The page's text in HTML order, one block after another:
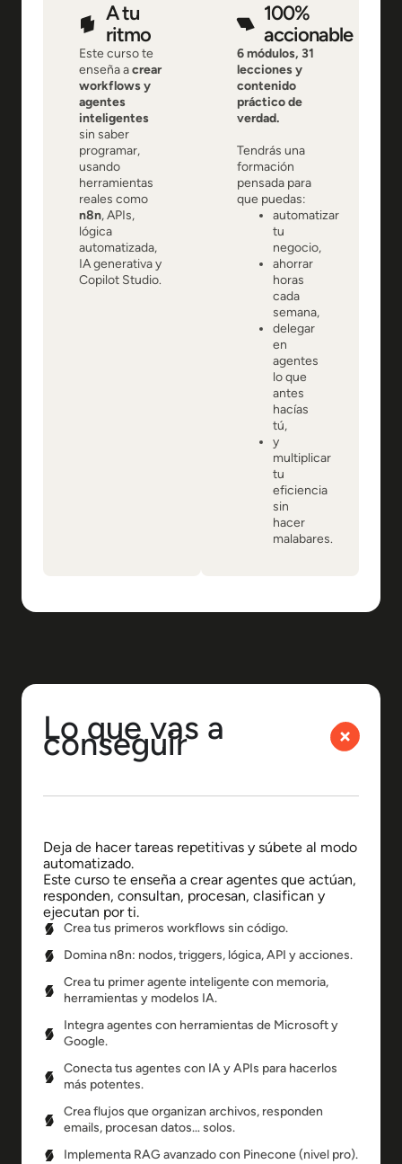
A tu
ritmo
Este curso te
enseña acrear
workflows y
agentes
inteligentes
sin saber
programar,
usando
herramientas
reales como
n8n, APIs,
lógica
automatizada,
IA generativa y
Copilot Studio.
100%
accionable
6 módulos, 31
lecciones y
contenido
práctico de
verdad.
Tendrás una
formación
pensada para
que puedas:
automatizar
tu
negocio,
ahorrar
horas
cada
semana,
delegar
en
agentes
lo que
antes
hacías
tú,
y
multiplicar
tu
eficiencia
sin
hacer
malabares.
Lo que vas a
conseguir
Deja de hacer tareas repetitivas y súbete al modo
automatizado.
Este curso te enseña a crear agentes que actúan,
responden, consultan, procesan, clasifican y
ejecutan por ti.
Crea tus primeros workflows sin código.
Domina n8n: nodos, triggers, lógica, API y acciones.
Crea tu primer agente inteligente con memoria,
herramientas y modelos IA.
Integra agentes con herramientas de Microsoft y
Google.
Conecta tus agentes con IA y APIs para hacerlos
más potentes.
Crea flujos que organizan archivos, responden
emails, procesan datos… solos.
Implementa RAG avanzado con Pinecone (nivel pro).